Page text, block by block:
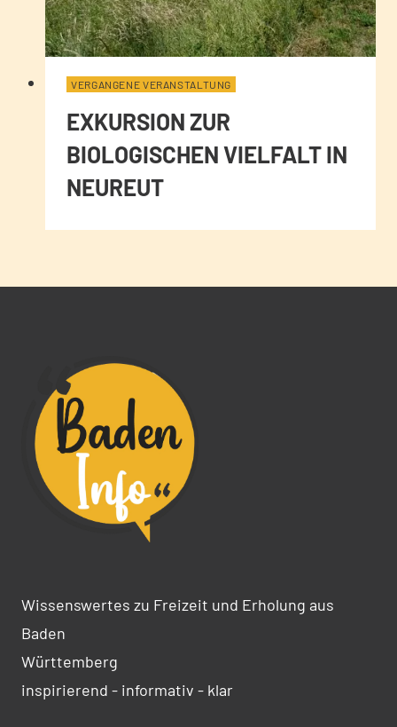
VERGANGENE VERANSTALTUNG
EXKURSION ZUR
BIOLOGISCHEN VIELFALT IN
NEUREUT
Wissenswertes zu Freizeit und Erholung aus
Baden
Württemberg
inspirierend - informativ - klar